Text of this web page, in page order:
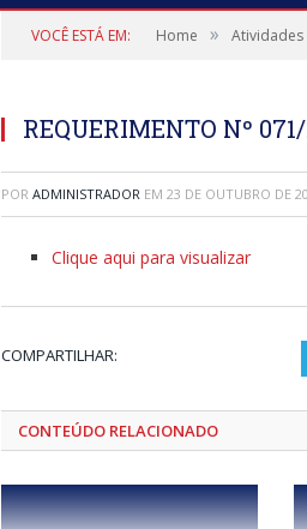
VOCÊ ESTÁ EM: Home » Atividades
REQUERIMENTO Nº
POR ADMINISTRADOR EM 23 DE OUTUBRO DE
Clique aqui para visualizar
COMPARTILHAR:
CONTEÚDO RELACIONADO